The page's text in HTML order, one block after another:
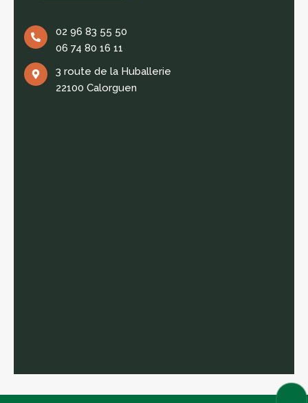
02 96 83 55 50
06 74 80 16 11
3 route de la Huballerie
22100 Calorguen